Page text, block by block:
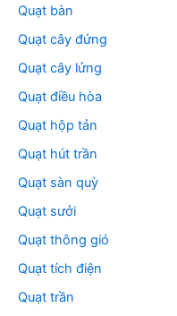
Quạt bàn
Quạt cây đứng
Quạt cây lửng
Quạt điều hòa
Quạt hộp tản
Quạt hút trần
Quạt sàn quỳ
Quạt sưởi
Quạt thông gió
Quạt tích điện
Quạt trần